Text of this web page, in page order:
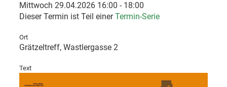
Mittwoch 29.04.2026 16:00 - 18:00
Dieser Termin ist Teil einerTermin-Serie
Ort
Grätzeltreff, Wastlergasse 2
Text